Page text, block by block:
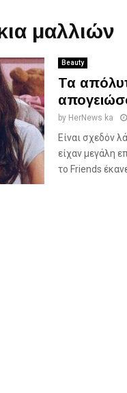
μαλλιών
Beauty
Τα
by HerNews ka
Είναι σχεδόν
είχαν μεγάλη
το Friends